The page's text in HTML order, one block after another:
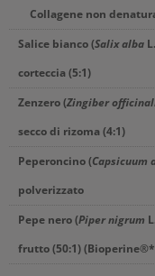
Collagene non
Salice bianco (Salix alba
corteccia (5:1)
Zenzero (Zingiber
secco di rizoma (4:1)
Peperoncino (Capsicuum
polverizzato
Pepe nero (Piper nigrum
frutto (50:1)